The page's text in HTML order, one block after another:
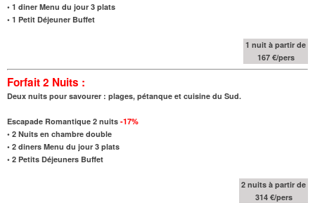
• 1 diner Menu du jour 3 plats
• 1 Petit Déjeuner Buffet
1 nuit à partir de
167 €/pers
Forfait 2 Nuits :
Deux nuits pour savourer : plages, pétanque et cuisine du Sud.
Escapade Romantique 2 nuits -17%
• 2 Nuits en chambre double
• 2 diners Menu du jour 3 plats
• 2 Petits Déjeuners Buffet
2 nuits à partir de
314 €/pers